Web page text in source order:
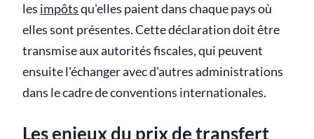
les impôtsqu'elles paient dans chaque pays où
elles sont présentes. Cette déclaration doit être
transmise aux autorités fiscales, qui peuvent
ensuite l'échanger avec d'autres administrations
dans le cadre de conventions internationales.
Les enjeux du prix de transfert